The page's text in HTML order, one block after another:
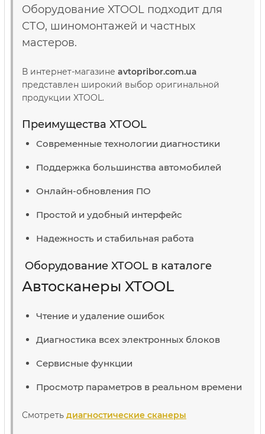
Оборудование XTOOL подходит для
СТО, шиномонтажей и частных
мастеров.
В интернет-магазине avtopribor.com.ua
представлен широкий выбор оригинальной
продукции XTOOL.
Преимущества XTOOL
Современные технологии диагностики
Поддержка большинства автомобилей
Онлайн-обновления ПО
Простой и удобный интерфейс
Надежность и стабильная работа
Оборудование XTOOL в каталоге
Автосканеры XTOOL
Чтение и удаление ошибок
Диагностика всех электронных блоков
Сервисные функции
Просмотр параметров в реальном времени
Смотреть диагностические сканеры